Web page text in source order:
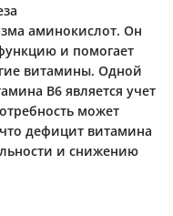
аминокислот. Он
и помогает
витамины. Одной
В6 является учет
может
дефицит витамина
и снижению